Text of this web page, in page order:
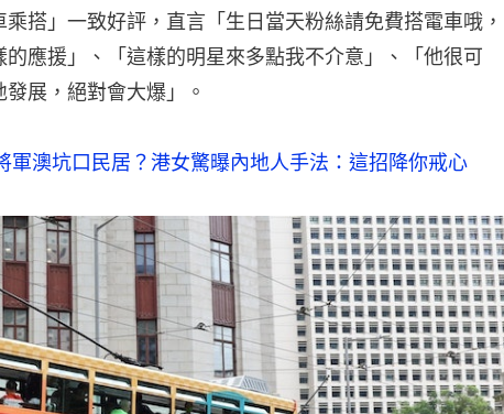
乘搭」一致好評，直言「生日當天粉絲請免費搭電車哦，
的應援」、「這樣的明星來多點我不介意」、「他很可
展，絕對會大爆」。
軍澳坑口民居？港女驚曝內地人手法：這招降你戒心